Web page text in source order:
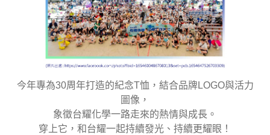
今年專為30周年打造的紀念T恤，結合品牌LOGO與活力
圖像，
象徵台耀化學一路走來的熱情與成長。
穿上它，和台耀一起持續發光、持續更耀眼！